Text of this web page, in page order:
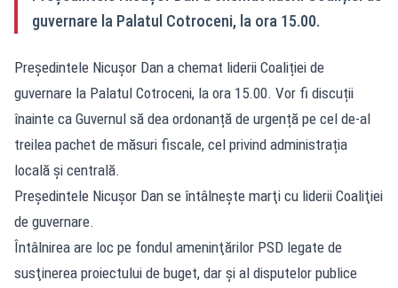
guvernare la Palatul Cotroceni, la ora 15.00.
Președintele Nicușor Dan a chemat liderii Coaliției de
guvernare la Palatul Cotroceni, la ora 15.00. Vor fi discuții
înainte ca Guvernul să dea ordonanță de urgență pe cel de-al
treilea pachet de măsuri fiscale, cel privind administrația
locală și centrală.
Preşedintele Nicuşor Dan se întâlneşte marţi cu liderii Coaliţiei
de guvernare.
Întâlnirea are loc pe fondul ameninţărilor PSD legate de
susţinerea proiectului de buget, dar şi al disputelor publice